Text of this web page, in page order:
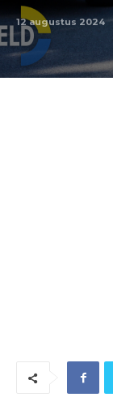
12 augustus 2024